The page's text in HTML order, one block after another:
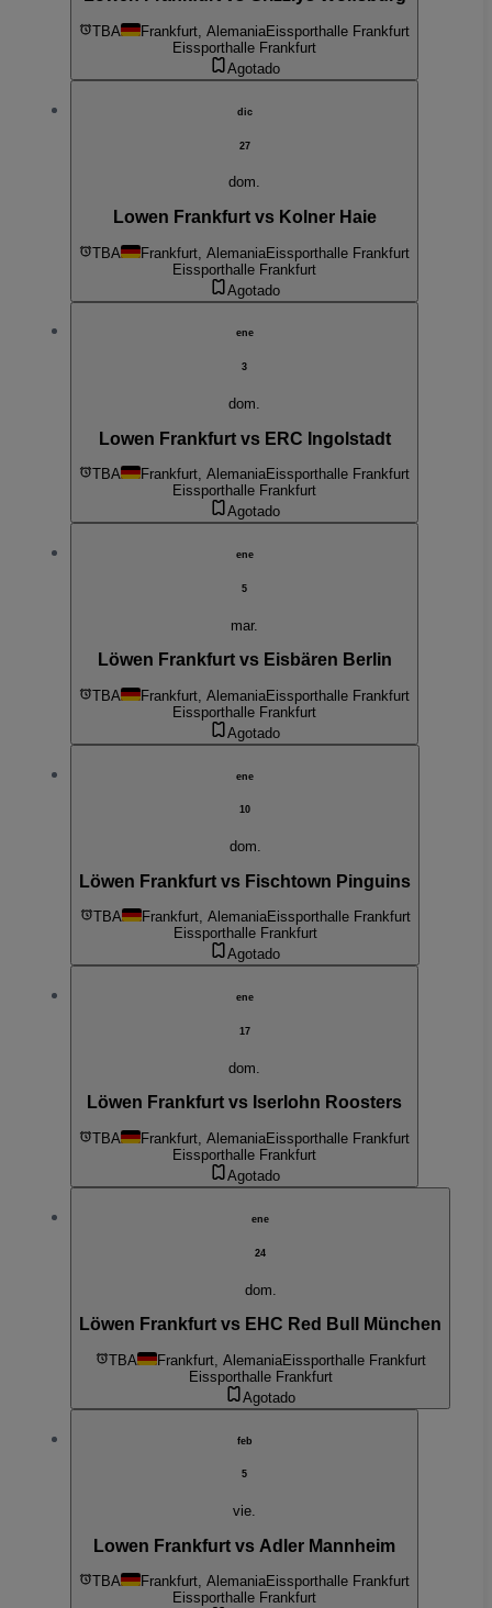
TBA Frankfurt, AlemaniaEissporthalle Frankfurt
Eissporthalle Frankfurt
Agotado
dic
27
dom.
Lowen Frankfurt vs Kolner Haie
TBA Frankfurt, AlemaniaEissporthalle Frankfurt
Eissporthalle Frankfurt
Agotado
ene
3
dom.
Lowen Frankfurt vs ERC Ingolstadt
TBA Frankfurt, AlemaniaEissporthalle Frankfurt
Eissporthalle Frankfurt
Agotado
ene
5
mar.
Löwen Frankfurt vs Eisbären Berlin
TBA Frankfurt, AlemaniaEissporthalle Frankfurt
Eissporthalle Frankfurt
Agotado
ene
10
dom.
Löwen Frankfurt vs Fischtown Pinguins
TBA Frankfurt, AlemaniaEissporthalle Frankfurt
Eissporthalle Frankfurt
Agotado
ene
17
dom.
Löwen Frankfurt vs Iserlohn Roosters
TBA Frankfurt, AlemaniaEissporthalle Frankfurt
Eissporthalle Frankfurt
Agotado
ene
24
dom.
Löwen Frankfurt vs EHC Red Bull München
TBA Frankfurt, AlemaniaEissporthalle Frankfurt
Eissporthalle Frankfurt
Agotado
feb
5
vie.
Lowen Frankfurt vs Adler Mannheim
TBA Frankfurt, AlemaniaEissporthalle Frankfurt
Eissporthalle Frankfurt